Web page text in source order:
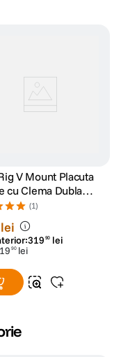
V Mount Placuta
cu Clema Dubla
(1)
lei
319 90 lei
90 lei